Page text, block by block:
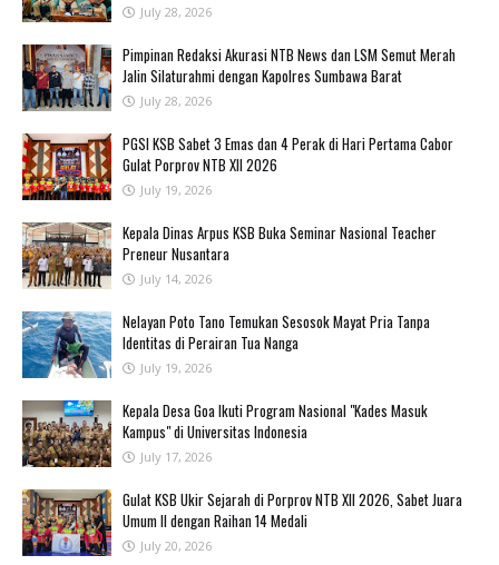
July 28, 2026
Pimpinan Redaksi Akurasi NTB News dan LSM Semut Merah
Jalin Silaturahmi dengan Kapolres Sumbawa Barat
July 28, 2026
PGSI KSB Sabet 3 Emas dan 4 Perak di Hari Pertama Cabor
Gulat Porprov NTB XII 2026 ‎
July 19, 2026
Kepala Dinas Arpus KSB Buka Seminar Nasional Teacher
Preneur Nusantara
July 14, 2026
‎Nelayan Poto Tano Temukan Sesosok Mayat Pria Tanpa
Identitas di Perairan Tua Nanga ‎
July 19, 2026
Kepala Desa Goa Ikuti Program Nasional "Kades Masuk
Kampus" di Universitas Indonesia
July 17, 2026
‎Gulat KSB Ukir Sejarah di Porprov NTB XII 2026, Sabet Juara
Umum II dengan Raihan 14 Medali
July 20, 2026